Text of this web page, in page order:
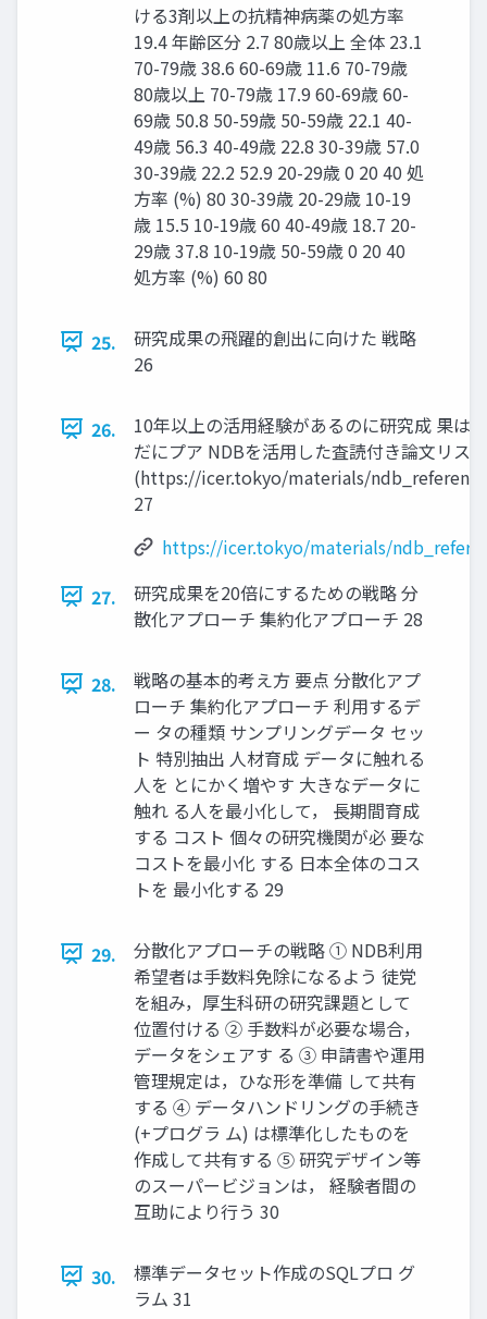
ける3剤以上の抗精神病薬の処方率
19.4 年齢区分 2.7 80歳以上 全体 23.1
70-79歳 38.6 60-69歳 11.6 70-79歳
80歳以上 70-79歳 17.9 60-69歳 60-
69歳 50.8 50-59歳 50-59歳 22.1 40-
49歳 56.3 40-49歳 22.8 30-39歳 57.0
30-39歳 22.2 52.9 20-29歳 0 20 40 処
方率 (%) 80 30-39歳 20-29歳 10-19
歳 15.5 10-19歳 60 40-49歳 18.7 20-
29歳 37.8 10-19歳 50-59歳 0 20 40
処方率 (%) 60 80
25.
研究成果の飛躍的創出に向けた 戦略
26
26.
10年以上の活用経験があるのに研究成 果は
だにプア NDBを活用した査読付き論文リスト
(https://icer.tokyo/materials/
27
https://icer.tokyo/materials/
27.
研究成果を20倍にするための戦略 分
散化アプローチ 集約化アプローチ 28
28.
戦略の基本的考え方 要点 分散化アプ
ローチ 集約化アプローチ 利用するデ
ー タの種類 サンプリングデータ セッ
ト 特別抽出 人材育成 データに触れる
人を とにかく増やす 大きなデータに
触れ る人を最小化して， 長期間育成
する コスト 個々の研究機関が必 要な
コストを最小化 する 日本全体のコス
トを 最小化する 29
29.
分散化アプローチの戦略 ① NDB利用
希望者は手数料免除になるよう 徒党
を組み，厚生科研の研究課題として
位置付ける ② 手数料が必要な場合，
データをシェアす る ③ 申請書や運用
管理規定は，ひな形を準備 して共有
する ④ データハンドリングの手続き
(+プログラ ム) は標準化したものを
作成して共有する ⑤ 研究デザイン等
のスーパービジョンは， 経験者間の
互助により行う 30
30.
標準データセット作成のSQLプロ グ
ラム 31